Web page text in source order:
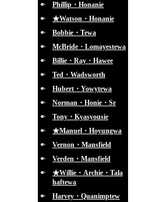
Phillip・Honanie
★Watson・Honanie
Bobbie・Tewa
McBride・Lomayestewa
Billie・Ray・Hawee
Ted・Wadsworth
Hubert・Yowytewa
Norman・Honie・Sr
Tony・Kyasyousie
★Manuel・Hoyungwa
Vernon・Mansfield
Verden・Mansfield
★Willie・Archie・Tala
haftewa
Harvey・Quanimptew